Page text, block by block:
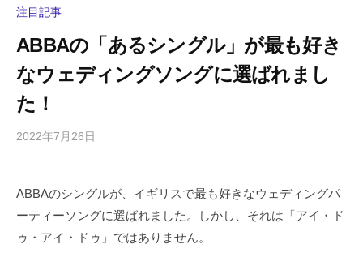
注目記事
ABBAの「あるシングル」が最も好き
なウェディングソングに選ばれまし
た！
2022年7月26日
i
g
a
の
コ
メ
ABBAのシングルが、イギリスで最も好きなウェディングパ
ーティーソングに選ばれました。しかし、それは「アイ・ド
ゥ・アイ・ドゥ」ではありません。